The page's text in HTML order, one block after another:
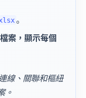
。
案，顯示每個
線、關聯和樞紐
。